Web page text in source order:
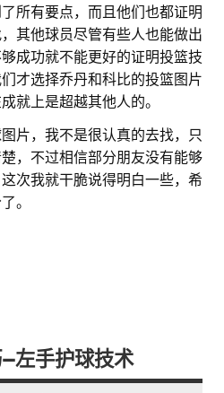
所有要点，而且他们也都证明
其他球员尽管有些人也能做出
成功就不能更好的证明投篮技
才选择乔丹和科比的投篮图片
就上是超越其他人的。
片，我不是很认真的去找，只
，不过相信部分朋友没有能够
次我就干脆说得明白一些，希
。
左手护球技术